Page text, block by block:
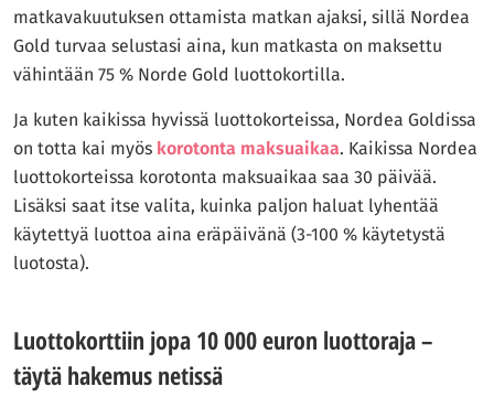
matkavakuutuksen ottamista matkan ajaksi, sillä Nordea
Gold turvaa selustasi aina, kun matkasta on maksettu
vähintään 75 % Norde Gold luottokortilla.
Ja kuten kaikissa hyvissä luottokorteissa, Nordea Goldissa
on totta kai myös korotonta maksuaikaa. Kaikissa Nordea
luottokorteissa korotonta maksuaikaa saa 30 päivää.
Lisäksi saat itse valita, kuinka paljon haluat lyhentää
käytettyä luottoa aina eräpäivänä (3-100 % käytetystä
luotosta).
Luottokorttiin jopa 10 000 euron luottoraja –
täytä hakemus netissä